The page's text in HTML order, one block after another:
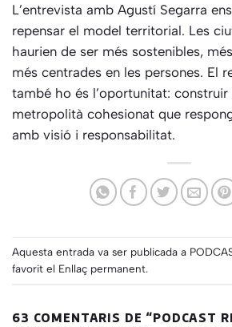
L’entrevista amb Agustí Segarra
repensar el model territorial. Les
haurien de ser més sostenibles,
més centrades en les persones. El
també ho és l’oportunitat:
metropolità cohesionat que
amb visió i responsabilitat.
Aquesta entrada va ser publicada a
favorit el Enllaç permanent.
63 COMENTARIS DE “PODCAST